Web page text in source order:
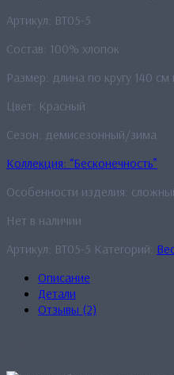
Артикул: BT05-5
Состав: 100% хлопок
Размер: длина по кругу 140
Цвет: Красный
Сезон: демисезонный/зима
Коллекция: “Бесконечность”
Особенности изделия:
Нет в наличии
Артикул: BT05-5 Категорий:
Описание
Детали
Отзывы (2)